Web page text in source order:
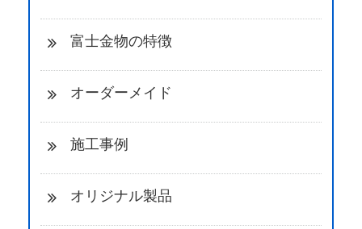
富士金物の特徴
オーダーメイド
施工事例
オリジナル製品